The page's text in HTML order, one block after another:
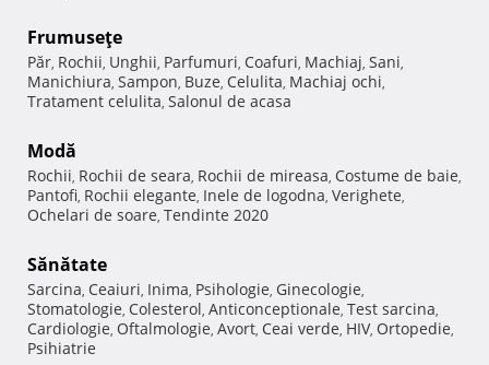
Frumuseţe
Păr, Rochii, Unghii, Parfumuri, Coafuri, Machiaj, Sani,
Manichiura, Sampon, Buze, Celulita, Machiaj ochi,
Tratament celulita, Salonul de acasa
Modă
Rochii, Rochii de seara, Rochii de mireasa, Costume de baie,
Pantofi, Rochii elegante, Inele de logodna, Verighete,
Ochelari de soare, Tendinte 2020
Sănătate
Sarcina, Ceaiuri, Inima, Psihologie, Ginecologie,
Stomatologie, Colesterol, Anticonceptionale, Test sarcina,
Cardiologie, Oftalmologie, Avort, Ceai verde, HIV, Ortopedie,
Psihiatrie